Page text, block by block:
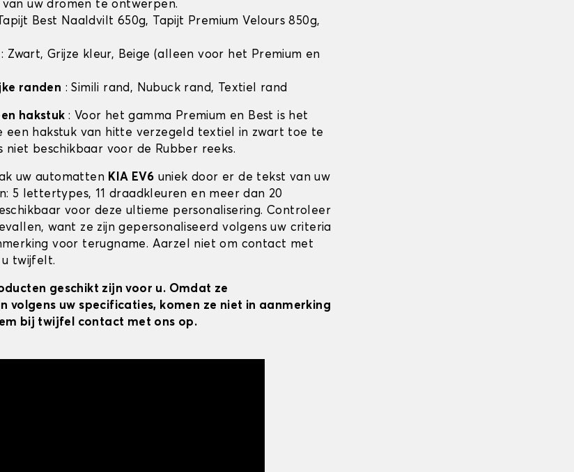
van uw dromen te ontwerpen.
Best Naaldvilt 650g, Tapijt Premium Velours 850g,
: Zwart, Grijze kleur, Beige (alleen voor het Premium en
randen : Simili rand, Nubuck rand, Textiel rand
hakstuk : Voor het gamma Premium en Best is het
een hakstuk van hitte verzegeld textiel in zwart toe te
niet beschikbaar voor de Rubber reeks.
uw automatten KIA EV6 uniek door er de tekst van uw
5 lettertypes, 11 draadkleuren en meer dan 20
voor deze ultieme personalisering. Controleer
want ze zijn gepersonaliseerd volgens uw criteria
voor terugname. Aarzel niet om contact met
twijfelt.
geschikt zijn voor u. Omdat ze
volgens uw specificaties, komen ze niet in aanmerking
bij twijfel contact met ons op.